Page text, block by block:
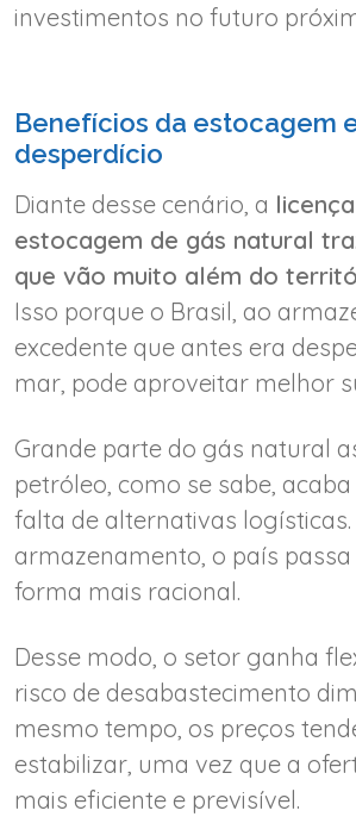
investimentos no futuro
Benefícios da estocagem
desperdício
Diante desse cenário, a
estocagem de gás natural
que vão muito além do
Isso porque o Brasil, ao
excedente que antes era
mar, pode aproveitar melhor
Grande parte do gás natural
petróleo, como se sabe,
falta de alternativas logísticas.
armazenamento, o país
forma mais racional.
Desse modo, o setor ganha
risco de desabastecimento
mesmo tempo, os preços
estabilizar, uma vez que a
mais eficiente e previsível.